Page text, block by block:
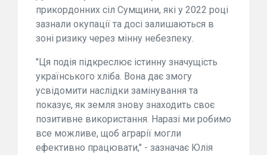
прикордонних сіл Сумщини, які у 2022 році
зазнали окупації та досі залишаються в
зоні ризику через мінну небезпеку.
"Ця подія підкреслює істинну значущість
українського хліба. Вона дає змогу
усвідомити наслідки замінування та
показує, як земля знову знаходить своє
позитивне використання. Наразі ми робимо
все можливе, щоб аграрії могли
ефективно працювати," - зазначає Юлія